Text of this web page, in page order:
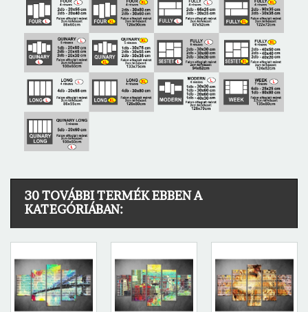
30 TOVÁBBI TERMÉK EBBEN A
KATEGÓRIÁBAN: